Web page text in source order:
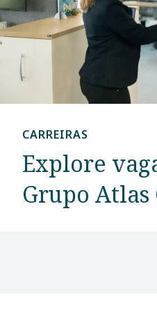
Em 2015, ele
passou a se
concentrar
em soluções
de energia.
CARREIRAS
Explore
Grupo Atlas